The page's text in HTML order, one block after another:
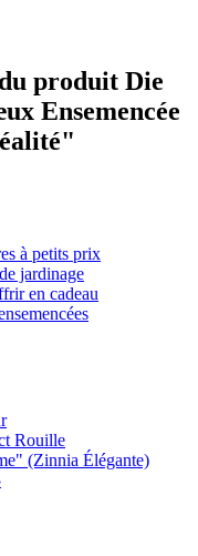
produit Die
Ensemencée
à petits prix
jardinage
en cadeau
Rouille
(Zinnia Élégante)